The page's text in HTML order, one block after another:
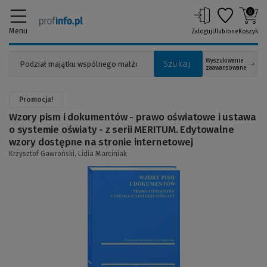
Menu
Szukaj
Wyszukiwanie
zaawansowane
ZalogujUlubione
0
Koszyk
Promocja!
(Link
Wzory pism i dokumentów - prawo oświatowe i ustawa
o systemie oświaty - z serii MERITUM. Edytowalne
wzory dostępne na stronie internetowej
Krzysztof Gawroński, Lidia Marciniak